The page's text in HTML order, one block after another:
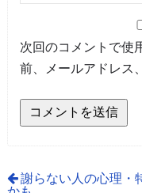
次回のコメントで使
前、メールアドレス
謝らない人の心理・